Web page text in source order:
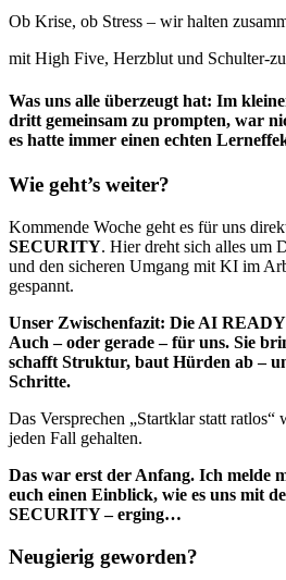
Ob Krise, ob Stress – wir halten
mit High Five, Herzblut und Schulter-
Was uns alle überzeugt hat: Im
dritt gemeinsam zu prompten, war
es hatte immer einen echten
Wie geht’s weiter?
Kommende Woche geht es für uns
SECURITY. Hier dreht sich alles um
und den sicheren Umgang mit KI im
gespannt.
Unser Zwischenfazit: Die AI
Auch – oder gerade – für uns. Sie
schafft Struktur, baut Hürden ab –
Schritte.
Das Versprechen „Startklar statt
jeden Fall gehalten.
Das war erst der Anfang. Ich melde
euch einen Einblick, wie es uns mit
SECURITY – erging…
Neugierig geworden?